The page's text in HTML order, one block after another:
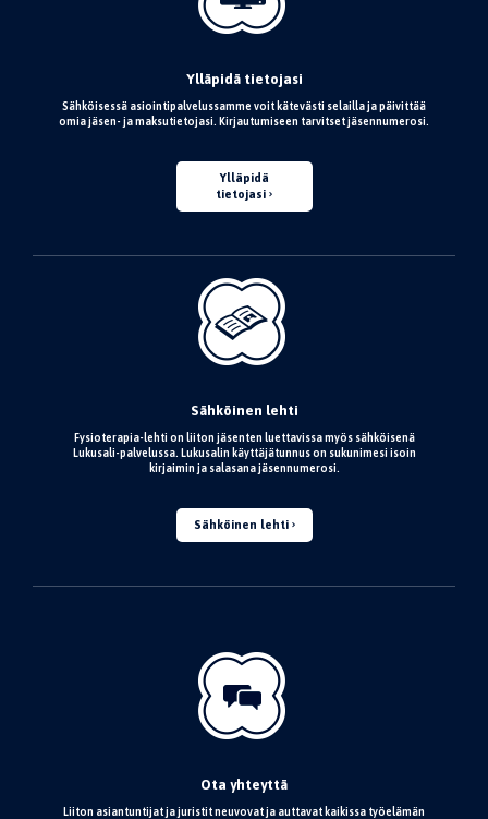
Ylläpidä tietojasi
Sähköisessä asiointipalvelussamme voit kätevästi selailla ja päivittää
omia jäsen- ja maksutietojasi. Kirjautumiseen tarvitset jäsennumerosi.
Ylläpidä
tietojasi
Sähköinen lehti
Fysioterapia-lehti on liiton jäsenten luettavissa myös sähköisenä
Lukusali-palvelussa. Lukusalin käyttäjätunnus on sukunimesi isoin
kirjaimin ja salasana jäsennumerosi.
Sähköinen lehti
Ota yhteyttä
Liiton asiantuntijat ja juristit neuvovat ja auttavat kaikissa työelämän